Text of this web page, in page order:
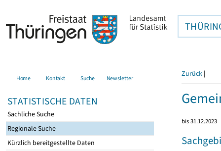
Home Kontakt Suche Newsletter
STATISTISCHE DATEN
Sachliche Suche
Regionale Suche
Kürzlich bereitgestellte Daten
Zurück |
bis 31.12.2023